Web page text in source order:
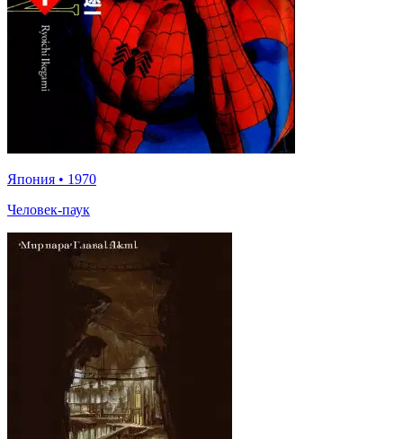
Япония • 1970
Человек-паук